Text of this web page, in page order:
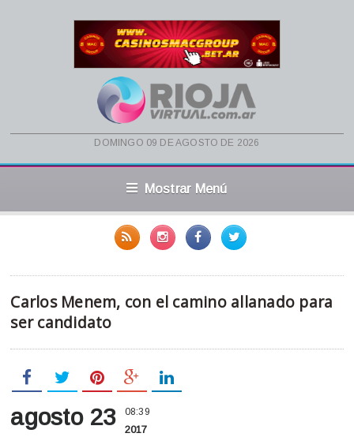
domingo 09 de agosto de 2026
Mostrar Menú
Carlos Menem, con el camino allanado para
ser candidato
agosto 23 08:39
2017